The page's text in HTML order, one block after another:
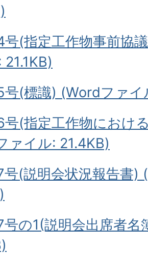
号(指定工作物事前協
21.1KB)
号(標識) (Wordファ
号(指定工作物におけ
ァイル: 21.4KB)
号(説明会状況報告書)
号の1(説明会出席者